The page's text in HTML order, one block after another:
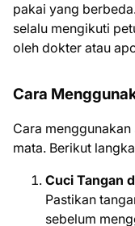
pakai yang
selalu mengikuti
oleh dokter atau
Cara
Cara
mata. Berikut
Cuci Tangan
Pastikan
sebelum